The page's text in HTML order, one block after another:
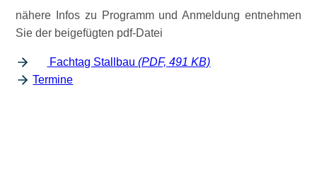
nähere Infos zu Programm und Anmeldung entnehmen
Sie der beigefügten pdf-Datei
Fachtag Stallbau(PDF, 491 KB)
Termine